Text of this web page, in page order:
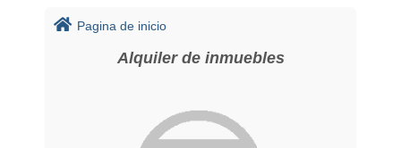
Pagina de inicio
Alquiler de inmuebles